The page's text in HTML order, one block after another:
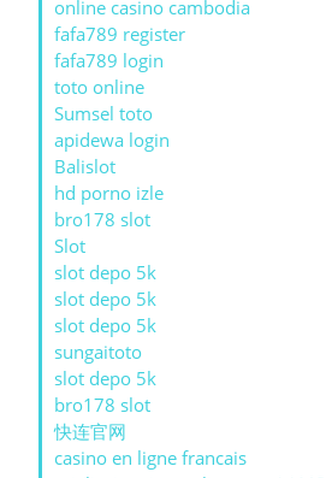
online casino cambodia
fafa789 register
fafa789 login
toto online
Sumsel toto
apidewa login
Balislot
hd porno izle
bro178 slot
Slot
slot depo 5k
slot depo 5k
slot depo 5k
sungaitoto
slot depo 5k
bro178 slot
快连官网
casino en ligne francais